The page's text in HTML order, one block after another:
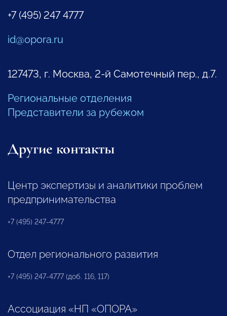
+7 (495) 247 4777
id@opora.ru
127473, г. Москва, 2-й Самотечный пер., д.7.
Региональные отделения
Представители за рубежом
Другие контакты
Центр экспертизы и аналитики проблем
предпринимательства
+7 (495) 247-4777
Отдел регионального развития
+7 (495) 247-4777 (доб. 116, 117)
Ассоциация «НП «ОПОРА»